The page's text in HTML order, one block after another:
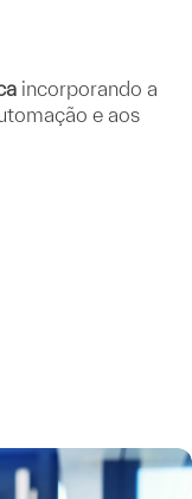
incorporando a
e aos